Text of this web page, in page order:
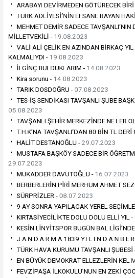
ARABAYI DEVİRMEDEN GÖTÜRECEK
TÜRK ADLİYESİ’NİN EFSANE BAYAN
MEHMET DEMİR SADECE TAVŞANLI’NIN
MİLLETVEKİLİ - 19.08.2023
VALİ ALİ ÇELİK EN AZINDAN BİRKAÇ YIL
KALMALIYDI - 19.08.2023
İLGİNÇ BULDUKLARIM - 14.08.2023
Kira sorunu - 14.08.2023
TARIK DOSDOĞRU -07.08.2023
TES-İŞ SENDİKASI TAVŞANLI ŞUBE
05.08.2023
TAVŞANLI ŞEHİR MERKEZİNDE NE LER
T.H.K’NA TAVŞANLI’DAN 80 BİN TL DERİ
HALİT DESTANOĞLU -29.07.2023
MUSTAFA BAŞKÖY SADECE BİR
29.07.2023
MUKADDER DAVUTOĞLU - 16.07.2023
BERBERLERİN PİRİ MERHUM AHMET
SÜRPRİZLER -08.07.2023
9 AY SONRA YAPILACAK YEREL
KIRTASİYECİLİKTE DOLU DOLU ELLİ YIL -
KESİN LİNYİTSPOR BUGÜN BAL
J A N D A R M A 1839 Y I L I N D A N B E
TÜRK HAVA KURUMU TAVŞANLI ŞUBESİ
EN BÜYÜK DEMOKRAT ELLEZLERİN KEL
FEVZİPAŞA İLKOKULU’NUN EN ZEKİ